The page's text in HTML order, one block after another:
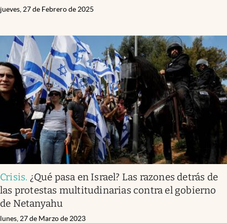
jueves, 27 de Febrero de 2025
Crisis. ¿Qué pasa en Israel? Las razones detrás de
las protestas multitudinarias contra el gobierno
de Netanyahu
lunes, 27 de Marzo de 2023